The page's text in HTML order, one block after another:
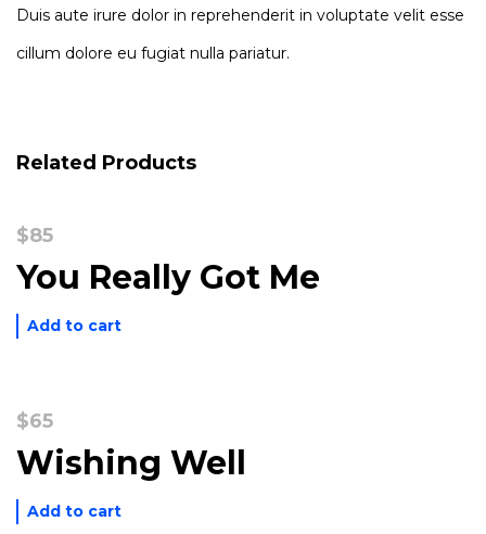
Duis aute irure dolor in reprehenderit in voluptate velit esse
cillum dolore eu fugiat nulla pariatur.
Related Products
$85
You Really Got Me
Add to cart
$65
Wishing Well
Add to cart